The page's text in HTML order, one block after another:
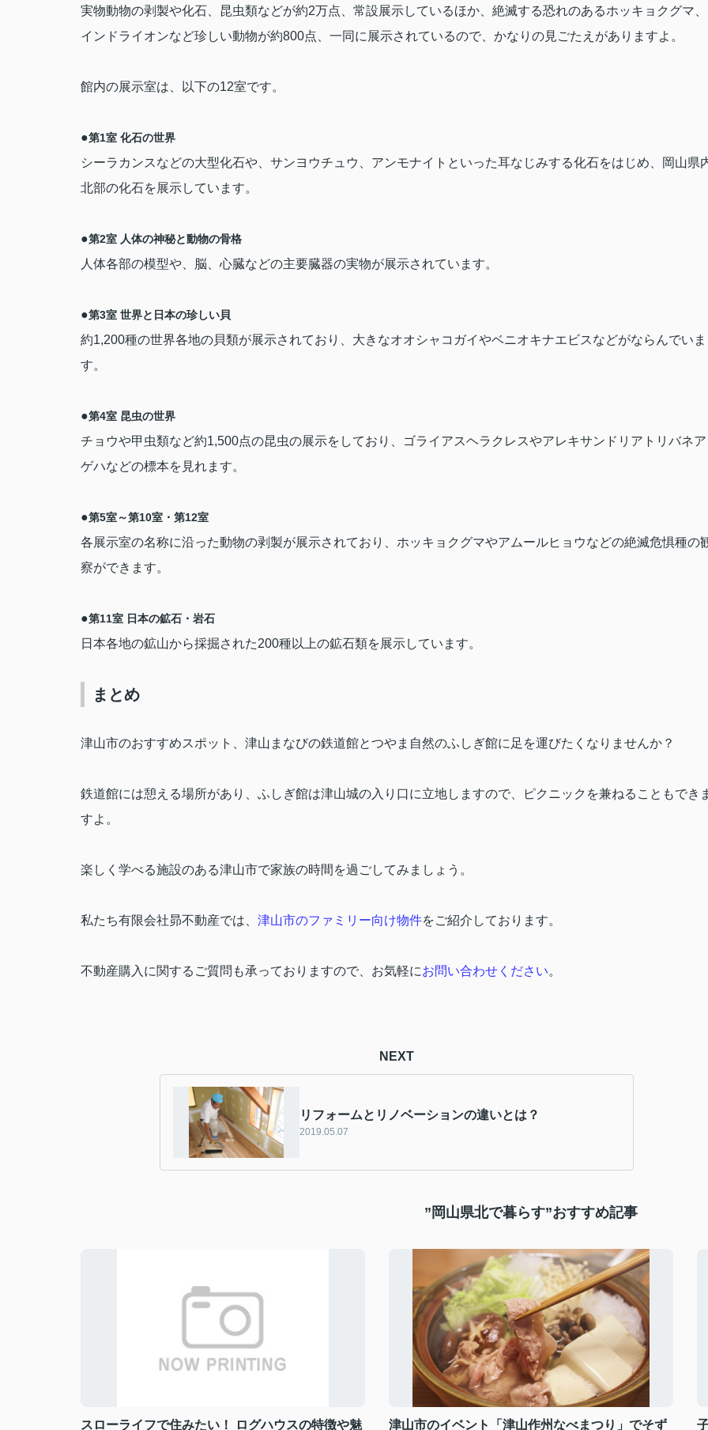
実物動物の剥製や化石、昆虫類などが約2万点、常設展示しているほか、絶滅する恐れのあるホッキョクグマ、
インドライオンなど珍しい動物が約800点、一同に展示されているので、かなりの見ごたえがありますよ。
館内の展示室は、以下の12室です。
●第1室 化石の世界
シーラカンスなどの大型化石や、サンヨウチュウ、アンモナイトといった耳なじみする化石をはじめ、岡山県
北部の化石を展示しています。
●第2室 人体の神秘と動物の骨格
人体各部の模型や、脳、心臓などの主要臓器の実物が展示されています。
●第3室 世界と日本の珍しい貝
約1,200種の世界各地の貝類が展示されており、大きなオオシャコガイやベニオキナエビスなどがならんでいま
す。
●第4室 昆虫の世界
チョウや甲虫類など約1,500点の昆虫の展示をしており、ゴライアスヘラクレスやアレキサンドリアトリバネア
ゲハなどの標本を見れます。
●第5室～第10室・第12室
各展示室の名称に沿った動物の剥製が展示されており、ホッキョクグマやアムールヒョウなどの絶滅危惧種の
察ができます。
●第11室 日本の鉱石・岩石
日本各地の鉱山から採掘された200種以上の鉱石類を展示しています。
まとめ
津山市のおすすめスポット、津山まなびの鉄道館とつやま自然のふしぎ館に足を運びたくなりませんか？
鉄道館には憩える場所があり、ふしぎ館は津山城の入り口に立地しますので、ピクニックを兼ねることもでき
すよ。
楽しく学べる施設のある津山市で家族の時間を過ごしてみましょう。
私たち有限会社昴不動産では、 津山市のファミリー向け物件をご紹介しております。
不動産購入に関するご質問も承っておりますので、お気軽にお問い合わせください。
NEXT
リフォームとリノベーションの違いとは？
2019.05.07
”岡山県北で暮らす”おすすめ記事
スローライフで住みたい！ ログハウスの特徴や魅 津山市のイベント「津山作州なべまつり」でそず